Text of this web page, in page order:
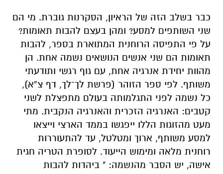
כבר בשלב הזה של הראיון, הסקרנות גוברת. מי הם
שני השותפים למסע? ומהן בעצם להבות תאומות?
על פי התפיסה הרוחנית המתוארת בספר, להבות
תאומות הם שני אנשים הנושאים נשמה אחת. הן
מהוות יחידת אנרגיה אחת, עם גוף רגשי ותודעתי
משותף. לפי ספר הזוהר (פרשת לך־לך, דף צ”א),
כל נשמה לפני התגלמותה בעולם מתפצלת לשני
קטבים: האנרגיה הזכרית והאנרגיה הנקבית. מתי
מעט מהזוגות הללו ייפגשו בממד הארצי וייצאו
למסע משותף, ארוך ומטלטל, עד להתעוררות
רוחנית מלאה ומימוש הייעוד. לסופרת הטריה חגית
אישה, יש הסבר מהנשמה: " ביהדות להבות